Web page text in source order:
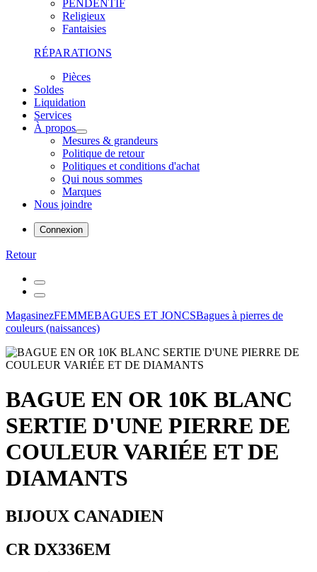
PENDENTIF
Religieux
Fantaisies
RÉPARATIONS
Pièces
Soldes
Liquidation
Services
À propos
Mesures & grandeurs
Politique de retour
Politiques et conditions d'achat
Qui nous sommes
Marques
Nous joindre
Connexion
Retour
MagasinezFEMMEBAGUES ET JONCSBagues à pierres de
couleurs (naissances)
BAGUE EN OR 10K BLANC
SERTIE D'UNE PIERRE DE
COULEUR VARIÉE ET DE
DIAMANTS
BIJOUX CANADIEN
CR DX336EM